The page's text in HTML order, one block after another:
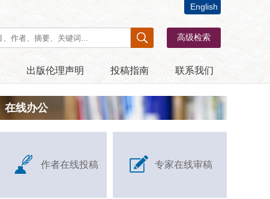
出版伦理声明 投稿指南 联系我们
English
在线办公
作者在线投稿 专家在线审稿